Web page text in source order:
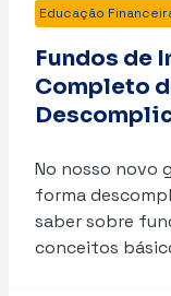
Educação
Fundos de
Completo
No nosso novo
forma
saber sobre
conceitos